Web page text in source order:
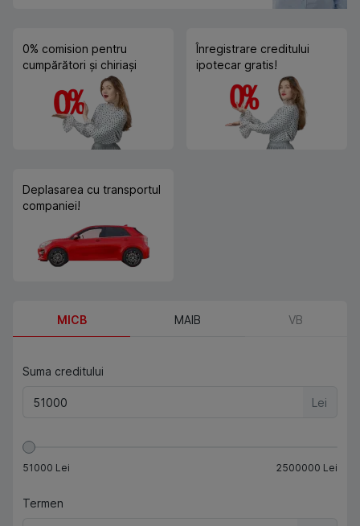
0% comision pentru
cumpărători și chiriași
Înregistrare creditului
ipotecar gratis!
Deplasarea cu transportul
companiei!
MICB MAIB VB
Suma creditului
Lei
51000 Lei 2500000 Lei
Termen